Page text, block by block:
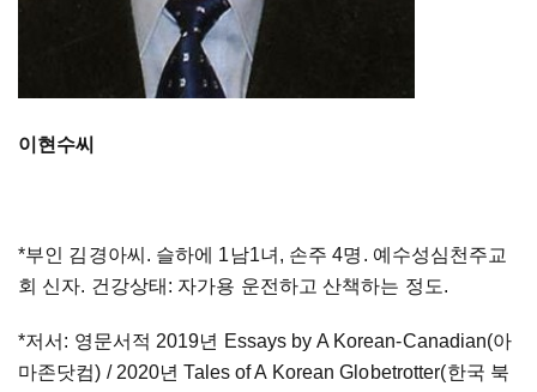
이현수씨
*부인 김경아씨. 슬하에 1남1녀, 손주 4명. 예수성심천주교
회 신자. 건강상태: 자가용 운전하고 산책하는 정도.
*저서: 영문서적 2019년 Essays by A Korean-Canadian(아
마존닷컴) / 2020년 Tales of A Korean Globetrotter(한국 북